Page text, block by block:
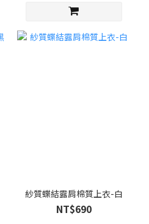
紗質蝶結露肩棉質上衣-白
NT$690